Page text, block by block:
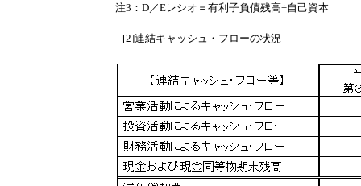
注3：D／Eレシオ＝有利子負債残高÷自己資本
[2]連結キャッシュ・フローの状況